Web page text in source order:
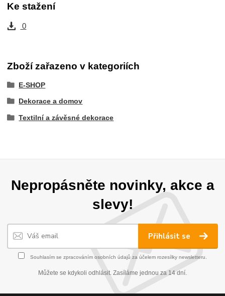
Ke stažení
0
Zboží zařazeno v kategoriích
E-SHOP
Dekorace a domov
Textilní a závěsné dekorace
Nepropásněte novinky, akce a
slevy!
Přihlásit se
Souhlasím se zpracováním osobních údajů za účelem rozesílky newsletteru.
Můžete se kdykoli odhlásit. Zasíláme jednou za 14 dní.